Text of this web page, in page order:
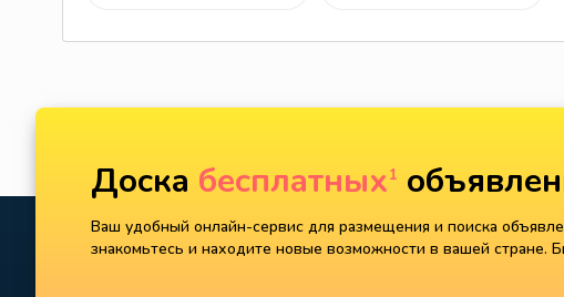
Доска бесплатных1
Ваш удобный онлайн-сервис для размещения и поиска
знакомьтесь и находите новые возможности в вашей стране.